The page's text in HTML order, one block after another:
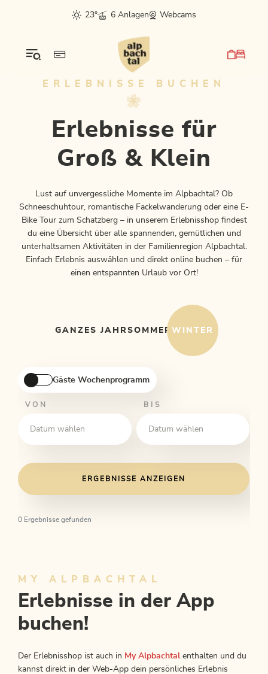
sr.skip-to.main-content
sr.skip-to.table-of-contents
sr.skip-to.main-navigation
23°
6 Anlagen Webcams
ERLEBNISSE BUCHEN
Erlebnisse für
Groß & Klein
Lust auf unvergessliche Momente im Alpbachtal? Ob
Schneeschuhtour, romantische Fackelwanderung oder eine E-
Bike Tour zum Schatzberg – in unserem Erlebnisshop findest
du eine Übersicht über alle spannenden, gemütlichen und
unterhaltsamen Aktivitäten in der Familienregion Alpbachtal.
Einfach Erlebnis auswählen und direkt online buchen – für
einen entspannten Urlaub vor Ort!
GANZES JAHRSOMMER WINTER
Gäste Wochenprogramm
VON BIS
ERGEBNISSE ANZEIGEN
0 Ergebnisse gefunden
MY ALPBACHTAL
Erlebnisse in der App
buchen!
Der Erlebnisshop ist auch in My Alpbachtalenthalten und du
kannst direkt in der Web-App dein persönliches Erlebnis